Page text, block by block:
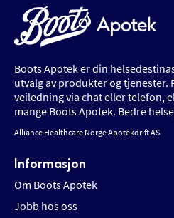
Boots Apotek er din
utvalg av produkter og tjenester.
veiledning via chat eller telefon,
mange Boots Apotek. Bedre
Alliance Healthcare Norge Apotekdrift AS
Informasjon
Om Boots Apotek
Jobb hos oss